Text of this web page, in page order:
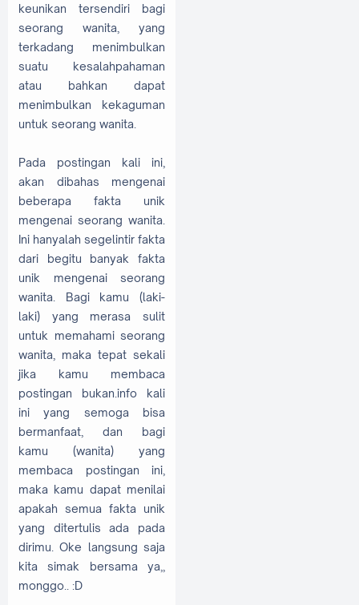
keunikan tersendiri bagi
seorang wanita, yang
terkadang menimbulkan
suatu kesalahpahaman
atau bahkan dapat
menimbulkan kekaguman
untuk seorang wanita.
Pada postingan kali ini,
akan dibahas mengenai
beberapa fakta unik
mengenai seorang wanita.
Ini hanyalah segelintir fakta
dari begitu banyak fakta
unik mengenai seorang
wanita. Bagi kamu (laki-
laki) yang merasa sulit
untuk memahami seorang
wanita, maka tepat sekali
jika kamu membaca
postingan bukan.info kali
ini yang semoga bisa
bermanfaat, dan bagi
kamu (wanita) yang
membaca postingan ini,
maka kamu dapat menilai
apakah semua fakta unik
yang ditertulis ada pada
dirimu. Oke langsung saja
kita simak bersama ya,,
monggo.. :D